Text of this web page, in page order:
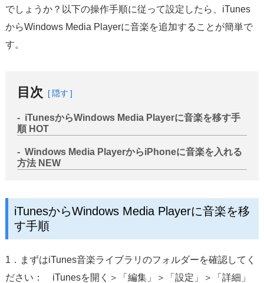
でしょうか？以下の操作手順に従って設定したら、iTunes
からWindows Media Playerに音楽を追加することが簡単で
す。
目次 隠す
iTunesからWindows Media Playerに音楽を移す手
順 HOT
Windows Media PlayerからiPhoneに音楽を入れる
方法 NEW
iTunesからWindows Media Playerに音楽を移
す手順
1．まずはiTunes音楽ライブラリのフォルダーを確認してく
ださい： iTunesを開く＞「編集」＞「設定」＞「詳細」